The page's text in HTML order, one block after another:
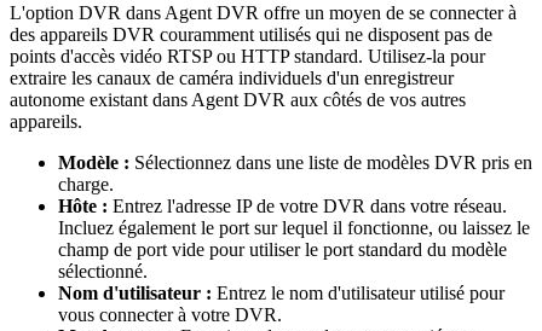
L'option DVR dans Agent DVR offre un moyen de se connecter à
des appareils DVR couramment utilisés qui ne disposent pas de
points d'accès vidéo RTSP ou HTTP standard. Utilisez-la pour
extraire les canaux de caméra individuels d'un enregistreur
autonome existant dans Agent DVR aux côtés de vos autres
appareils.
Modèle : Sélectionnez dans une liste de modèles DVR pris en
charge.
Hôte : Entrez l'adresse IP de votre DVR dans votre réseau.
Incluez également le port sur lequel il fonctionne, ou laissez le
champ de port vide pour utiliser le port standard du modèle
sélectionné.
Nom d'utilisateur : Entrez le nom d'utilisateur utilisé pour
vous connecter à votre DVR.